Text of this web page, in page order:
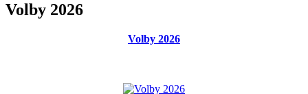
Volby 2026
Volby 2026